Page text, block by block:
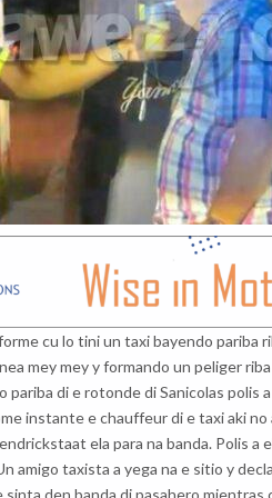
cu lo tini un taxi bayendo pariba
mey mey y formando un peliger
pariba di e rotonde di Sanicolas
instante e chauffeur di e taxi aki no
ela para na banda. Polis a
amigo taxista a yega na e sitio y
sinta den banda di pasahero